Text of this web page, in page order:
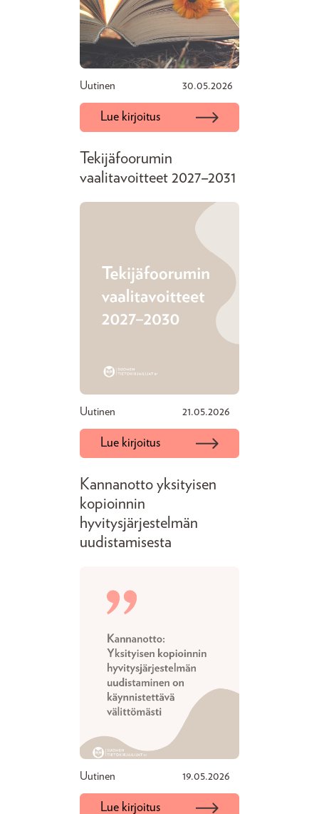
Uutinen 30.05.2026
Lue kirjoitus
Tekijäfoorumin
vaalitavoitteet 2027–2031
Uutinen 21.05.2026
Lue kirjoitus
Kannanotto yksityisen
kopioinnin
hyvitysjärjestelmän
uudistamisesta
Uutinen 19.05.2026
Lue kirjoitus